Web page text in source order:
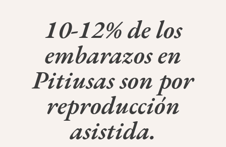
10-12% de los
embarazos en
Pitiusas son por
reproducción
asistida.